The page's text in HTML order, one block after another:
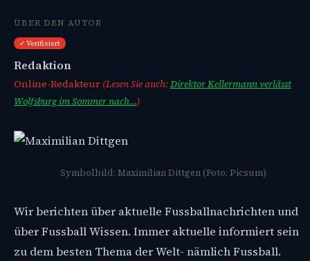
ÜBER DEN AUTOR
✓ Verifiziert
Redaktion
Online-Redakteur (Lesen Sie auch:Direktor Kellermann verlässt
Wolfsburg im Sommer nach…)
Symbolbild: Maximilian Dittgen (Foto: Picsum)
Wir berichten über aktuelle Fussballnachrichten und
über Fussball Wissen. Immer aktuelle informiert sein
zu dem besten Thema der Welt- nämlich Fussball.